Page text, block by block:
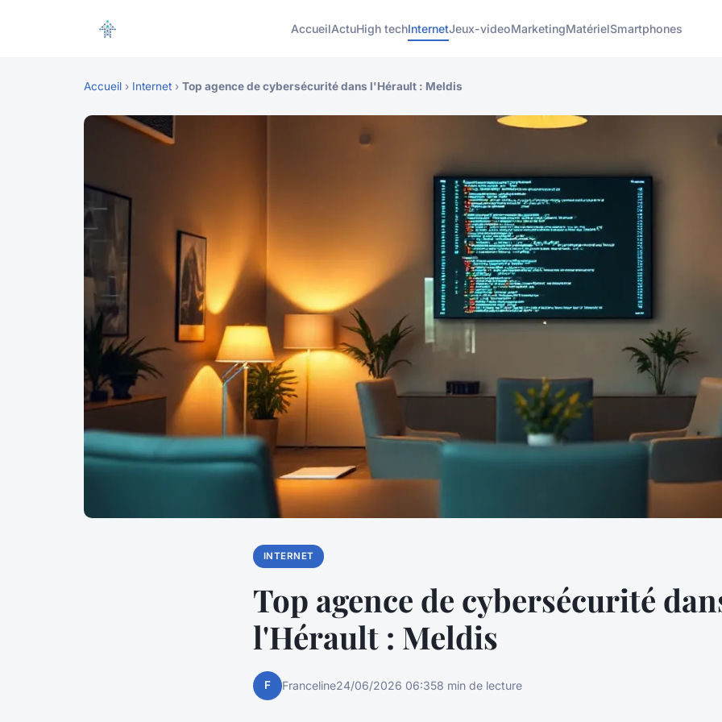
AccueilActuHigh techInternetJeux-videoMarketingMatérielSmartphones
Accueil › Internet › Top agence de cybersécurité dans l'Hérault : Meldis
INTERNET
Top agence de cybersécurité
l'Hérault : Meldis
F Franceline24/06/2026 06:358 min de lecture